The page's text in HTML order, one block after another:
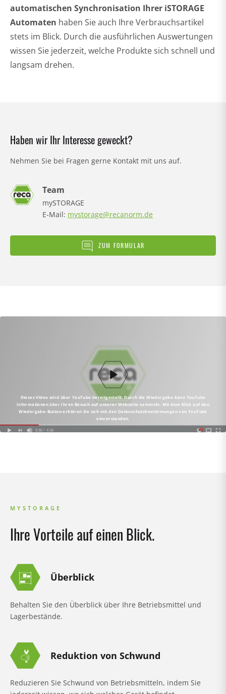
Haben wir Ihr Interesse geweckt?
Nehmen Sie bei Fragen gerne Kontakt mit uns auf.
Team
mySTORAGE
E-Mail: mystorage@recanorm.de
ZUM FORMULAR
automatischen Synchronisation Ihrer iSTORAGE
Automaten haben Sie auch Ihre Verbrauchsartikel
stets im Blick. Durch die ausführlichen Auswertungen
wissen Sie jederzeit, welche Produkte sich schnell und
langsam drehen.
Dieses Video wird über YouTube bereitgestellt. Durch die Wiedergabe kann YouTube
Informationen über Ihren Besuch auf unserer Webseite sammeln. Mit dem Klick auf den
Wiedergabe-Button erklären Sie sich mit den Datenschutzbestimmungen von YouTube
einverstanden.
MYSTORAGE
Ihre Vorteile auf einen Blick.
Überblick
Behalten Sie den Überblick über Ihre Betriebsmittel und
Lagerbestände.
Reduktion von Schwund
Reduzieren Sie Schwund von Betriebsmitteln, indem Sie